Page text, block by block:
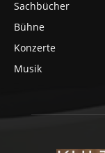
Sachbücher
Bühne
Konzerte
Musik